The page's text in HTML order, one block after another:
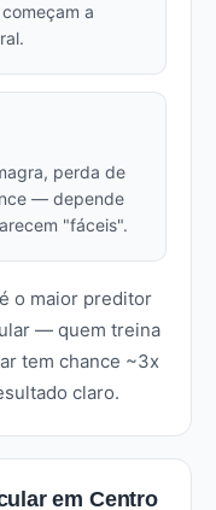
a
perda de
— depende
"fáceis".
o maior preditor
— quem treina
tem chance ~3x
claro.
em Centro